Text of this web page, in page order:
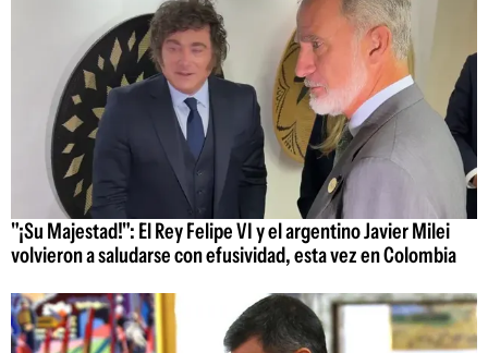
"¡Su Majestad!": El Rey Felipe VI y el argentino Javier Milei
volvieron a saludarse con efusividad, esta vez en Colombia